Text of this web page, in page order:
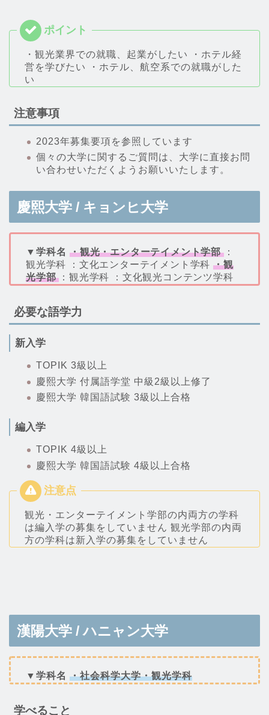
・観光業界での就職、起業がしたい ・ホテル経
営を学びたい ・ホテル、航空系での就職がした
い
注意事項
2023年募集要項を参照しています
個々の大学に関するご質問は、大学に直接お問
い合わせいただくようお願いいたします。
慶熙大学 / キョンヒ大学
▼学科名 ・観光・エンターテイメント学部：
観光学科 ：文化エンターテイメント学科 ・観
光学部 ：観光学科 ：文化観光コンテンツ学科
必要な語学力
新入学
TOPIK 3級以上
慶熙大学 付属語学堂 中級2級以上修了
慶熙大学 韓国語試験 3級以上合格
編入学
TOPIK 4級以上
慶熙大学 韓国語試験 4級以上合格
観光・エンターテイメント学部の内両方の学科
は編入学の募集をしていません 観光学部の内両
方の学科は新入学の募集をしていません
漢陽大学 / ハニャン大学
▼学科名 ・社会科学大学・観光学科
学べること